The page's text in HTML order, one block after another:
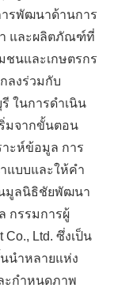
ารพัฒนาด้านการ
และผลิตภัณฑ์ที่
ชนและเกษตรกร
ลงร่วมกับ
ในการดำเนิน
ริ่มจากขั้นตอน
าะห์ข้อมูล การ
แบบและให้คำ
นมูลนิธิชัยพัฒนา
กรรมการผู้
Co., Ltd. ซึ่งเป็น
นำหลายแห่ง
ะกำหนดภาพ